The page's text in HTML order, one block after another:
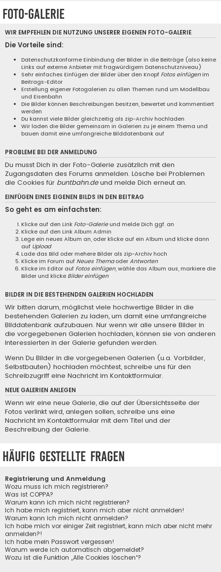
Foto-Galerie
WIR EMPFEHLEN DIE NUTZUNG UNSERER EIGENEN FOTO-GALERIE
Die Vorteile sind:
Datenschutzkonforme Einbindung der Bilder in die Beiträge (also keine
Links auf externe Anbieter mit fragwürdigem Datenschutzniveau)
Sehr einfaches Einfügen der Bilder über den Knopf Fotos einfügenim
Beitrags-Editor
Erstellung eigener Fotogalerien zu allen Themen rund um Modellbau
und Eisenbahn
Die Bilder können Beschreibungen besitzen, bewertet und kommentiert
werden
Du kannst viele Bilder gleichzeitig als zip-Archiv hochladen
Wir laden die Bilder gemeinsam in Galerien zu je einem Thema und
bauen damit eine umfangreiche Bilddatenbank auf
PROBLEME BEI DER ANMELDUNG
Du musst Dich in der Foto-Galerie zusätzlich mit den
Zugangsdaten des Forums anmelden. Lösche bei Problemen
die Cookies für buntbahn.deund melde Dich erneut an.
EINFÜGEN EINES EIGENEN BILDS IN DEN BEITRAG
So geht es am einfachsten:
Klicke auf den Link Foto-Galerieund melde Dich ggf. an
Klicke auf den LinkAlbum Admin
Lege ein neues Album an, oder klicke auf ein Album und klicke dann
auf Upload
Lade das Bild oder mehere Bilder als zip-Archiv hoch
Klicke im Forum auf Neues ThemaoderAntworten
Klicke im Editor auf Fotos einfügen , wähle das Album aus, markiere die
Bilder und klicke Bilder einfügen
BILDER IN DIE BESTEHENDEN GALERIEN HOCHLADEN
Wir bitten darum, möglichst viele hochwertige Bilder in die
bestehenden Galerien zu laden, um damit eine umfangreiche
Bilddatenbank aufzubauen. Nur wenn wir alle unsere Bilder in
die vorgegebenen Galerien hochladen, können sie von anderen
Interessierten in der Galerie gefunden werden.
Wenn Du Bilder in die vorgegebenen Galerien (u.a. Vorbilder,
Selbstbauten) hochladen möchtest, schreibe uns für den
Schreibzugriff eine Nachricht im Kontaktformular.
NEUE GALERIEN ANLEGEN
Wenn wir eine neue Galerie, die auf der Übersichtsseite der
Fotos verlinkt wird, anlegen sollen, schreibe uns eine
Nachricht im Kontaktformular mit dem Titel und der
Beschreibung der Galerie.
Häufig gestellte Fragen
Registrierung und Anmeldung
Wozu muss ich mich registrieren?
Was ist COPPA?
Warum kann ich mich nicht registrieren?
Ich habe mich registriert, kann mich aber nicht anmelden!
Warum kann ich mich nicht anmelden?
Ich habe mich vor einiger Zeit registriert, kann mich aber nicht mehr
anmelden?!
Ich habe mein Passwort vergessen!
Warum werde ich automatisch abgemeldet?
Wozu ist die Funktion „Alle Cookies löschen“?